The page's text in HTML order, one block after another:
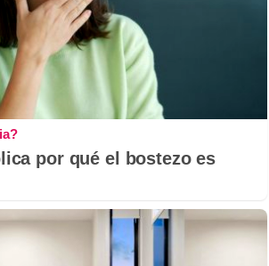
por qué el bostezo es